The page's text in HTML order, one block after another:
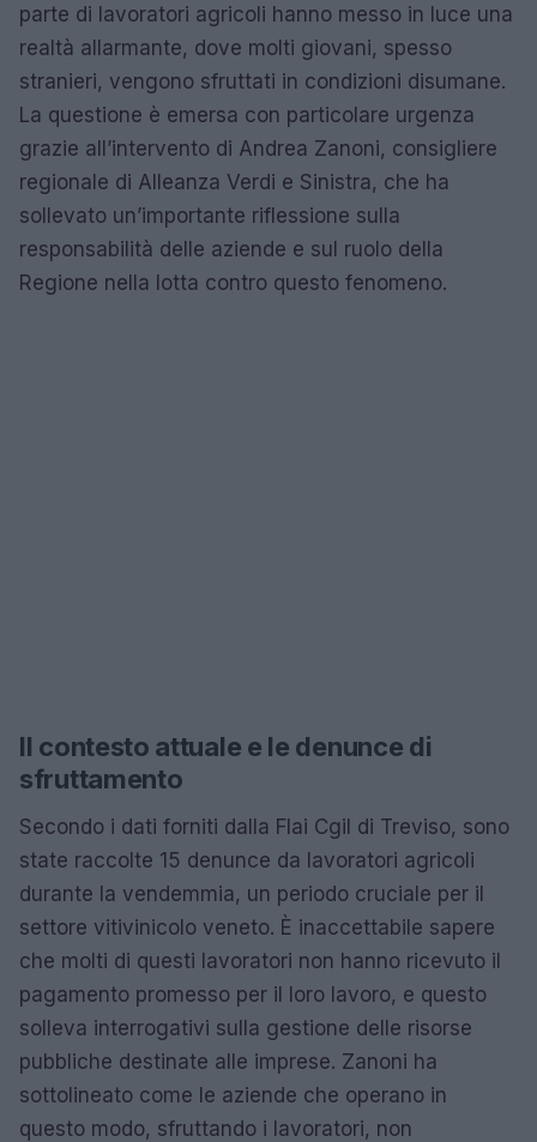
parte di lavoratori agricoli hanno messo in luce una
realtà allarmante, dove molti giovani, spesso
stranieri, vengono sfruttati in condizioni disumane.
La questione è emersa con particolare urgenza
grazie all’intervento di Andrea Zanoni, consigliere
regionale di Alleanza Verdi e Sinistra, che ha
sollevato un’importante riflessione sulla
responsabilità delle aziende e sul ruolo della
Regione nella lotta contro questo fenomeno.
Il contesto attuale e le denunce di
sfruttamento
Secondo i dati forniti dalla Flai Cgil di Treviso, sono
state raccolte 15 denunce da lavoratori agricoli
durante la vendemmia, un periodo cruciale per il
settore vitivinicolo veneto. È inaccettabile sapere
che molti di questi lavoratori non hanno ricevuto il
pagamento promesso per il loro lavoro, e questo
solleva interrogativi sulla gestione delle risorse
pubbliche destinate alle imprese. Zanoni ha
sottolineato come le aziende che operano in
questo modo, sfruttando i lavoratori, non